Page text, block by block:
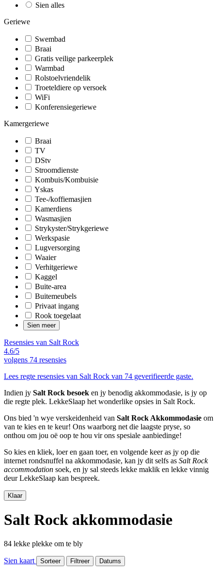
Sien alles
Geriewe
Swembad
Braai
Gratis veilige parkeerplek
Warmbad
Rolstoelvriendelik
Troeteldiere op versoek
WiFi
Konferensiegeriewe
Kamergeriewe
Braai
TV
DStv
Stroomdienste
Kombuis/Kombuisie
Yskas
Tee-/koffiemasjien
Kamerdiens
Wasmasjien
Strykyster/Strykgeriewe
Werkspasie
Lugversorging
Waaier
Verhitgeriewe
Kaggel
Buite-area
Buitemeubels
Privaat ingang
Rook toegelaat
Sien meer
Resensies van Salt Rock
4.6/5
volgens 74 resensies
Lees regte resensies van Salt Rock van 74 geverifieerde gaste.
Indien jy Salt Rock besoek en jy benodig akkommodasie, is jy op
die regte plek. LekkeSlaap het wonderlike opsies in Salt Rock.
Ons bied 'n wye verskeidenheid van Salt Rock Akkommodasie om
van te kies en te keur! Ons waarborg net die laagste pryse, so
onthou om jou oë oop te hou vir ons spesiale aanbiedinge!
So kies en kliek, loer en gaan toer, en volgende keer as jy op die
internet rondsnuffel na akkommodasie, kan jy dit selfs as Salt Rock
accommodation soek, en jy sal steeds lekke maklik en lekke vinnig
deur LekkeSlaap kan bespreek.
Klaar
Salt Rock akkommodasie
84 lekke plekke om te bly
Sien kaart Sorteer Filtreer Datums